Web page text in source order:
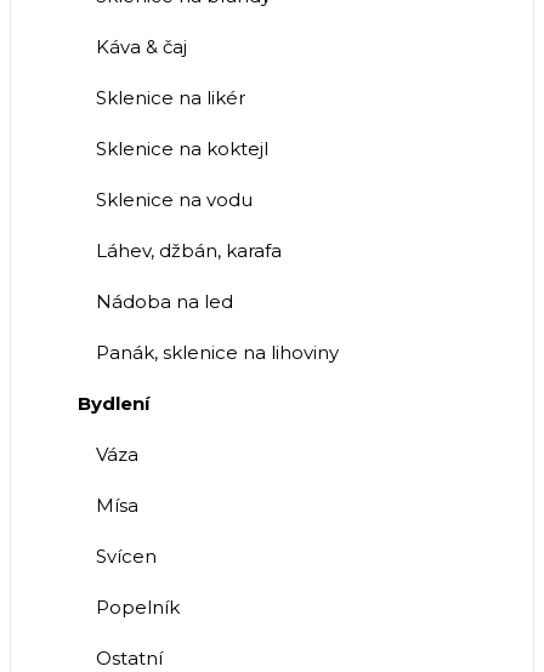
Káva & čaj
Sklenice na likér
Sklenice na koktejl
Sklenice na vodu
Láhev, džbán, karafa
Nádoba na led
Panák, sklenice na lihoviny
Bydlení
Váza
Mísa
Svícen
Popelník
Ostatní